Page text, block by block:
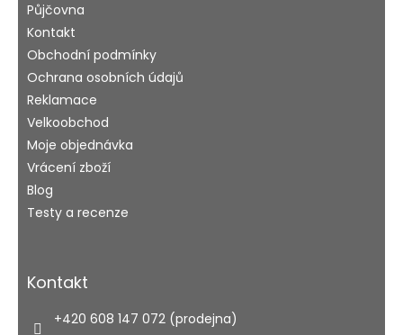
Půjčovna
Kontakt
Obchodní podmínky
Ochrana osobních údajů
Reklamace
Velkoobchod
Moje objednávka
Vrácení zboží
Blog
Testy a recenze
Kontakt
+420 608 147 072 (prodejna)